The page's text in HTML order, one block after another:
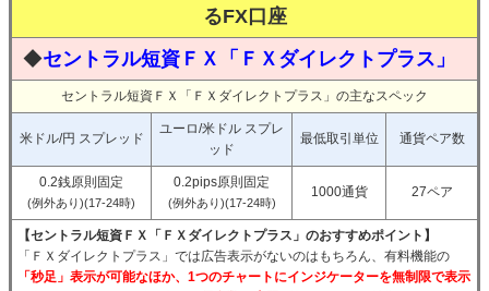
るFX口座
◆セントラル短資ＦＸ「ＦＸダイレクトプラス」
セントラル短資ＦＸ「ＦＸダイレクトプラス」の主なスペック
米ドル/円 スプレッド
ユーロ/米ドル スプレ
ッド
最低取引単位 通貨ペア数
0.2銭原則固定
(例外あり)(17-24時)
0.2pips原則固定
(例外あり)(17-24時)
1000通貨 27ペア
【セントラル短資ＦＸ「ＦＸダイレクトプラス」のおすすめポイント】
「ＦＸダイレクトプラス」では広告表示がないのはもちろん、有料機能の
「秒足」表示が可能なほか、1つのチャートにインジケーターを無制限で表示